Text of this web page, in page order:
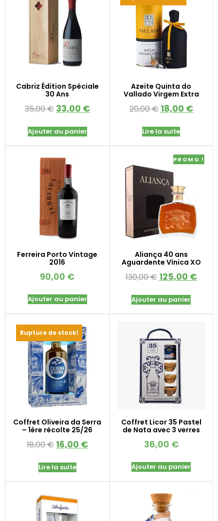
Cabriz Édition Spéciale
30 Ans
35,00€ 33,00 €
Ajouter au panier
Azeite Quinta do
Vallado Virgem Extra
20,00€ 18,00 €
Lire la suite
Ferreira Porto Vintage
2016
90,00 €
Ajouter au panier
PROMO !
Aliança 40 ans
Aguardente Vínica XO
130,00€ 125,00 €
Ajouter au panier
Rupture de stock!
Coffret Oliveira da Serra
– 1ère récolte 25/26
18,00€ 16,00 €
Lire la suite
Coffret Licor 35 Pastel
de Nata avec 3 verres
36,00 €
Ajouter au panier